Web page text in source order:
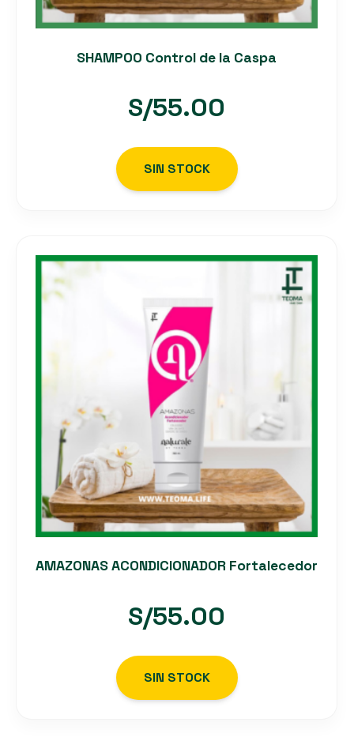
SHAMPOO Control de la Caspa
S/55.00
SIN STOCK
AMAZONAS ACONDICIONADOR Fortalecedor
S/55.00
SIN STOCK